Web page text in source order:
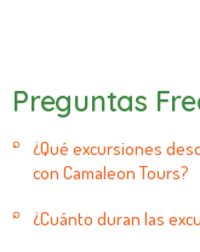
Preguntas
¿Qué excursiones
con Camaleon Tours?
¿Cuánto duran las